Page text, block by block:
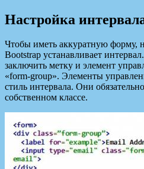
Настройка
Чтобы иметь аккуратную форму,
Bootstrap устанавливает
заключить метку и элемент
«form-group». Элементы
стиль интервала. Они
собственном классе.